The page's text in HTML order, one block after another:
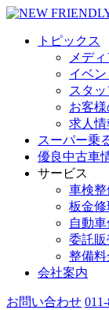
トピックス
メデ
イベン
スタ
お客
求人情
スーパー乗
優良中古車
サービス
車検整
板金修
自動
委託販
整備料
会社案内
お問い合わせ